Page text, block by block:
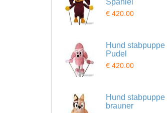
Spaniel
€ 420.00
Hund stabpuppe
Pudel
€ 420.00
Hund stabpuppe
brauner